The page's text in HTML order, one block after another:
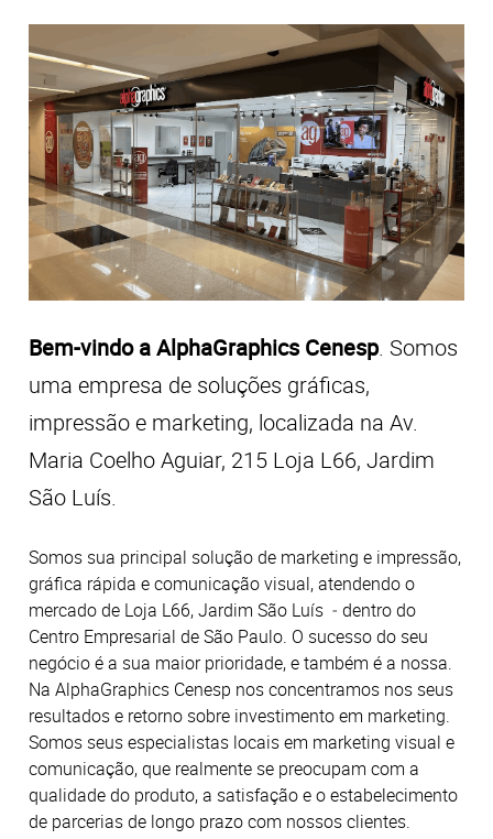
Bem-vindo a AlphaGraphics Cenesp. Somos
uma empresa de soluções gráficas,
impressão e marketing, localizada na Av.
Maria Coelho Aguiar, 215 Loja L66, Jardim
São Luís.
Somos sua principal solução de marketing e impressão,
gráfica rápida e comunicação visual, atendendo o
mercado de Loja L66, Jardim São Luís ‒ dentro do
Centro Empresarial de São Paulo. O sucesso do seu
negócio é a sua maior prioridade, e também é a nossa.
Na AlphaGraphics Cenesp nos concentramos nos seus
resultados e retorno sobre investimento em marketing.
Somos seus especialistas locais em marketing visual e
comunicação, que realmente se preocupam com a
qualidade do produto, a satisfação e o estabelecimento
de parcerias de longo prazo com nossos clientes.